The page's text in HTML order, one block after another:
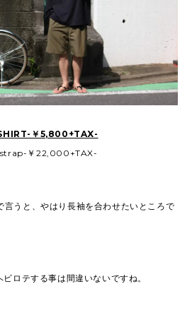
￥5,800+TAX-
strap-￥22,000+TAX-
言うと、やはり長袖を合わせたいところで
ロテする事は間違いないですね。